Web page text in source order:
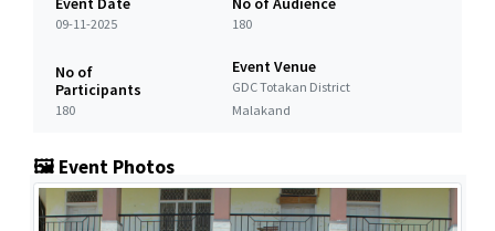
09-11-2025 180
No of
Participants
180
Event Venue
GDC Totakan District
Malakand
🖼️ Event Photos